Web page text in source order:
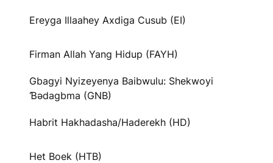
Ereyga Illaahey Axdiga Cusub (EI)
Firman Allah Yang Hidup (FAYH)
Gbagyi Nyizeyenya Baibwulu: Shekwoyi
Ɓədagbma (GNB)
Habrit Hakhadasha/Haderekh (HD)
Het Boek (HTB)